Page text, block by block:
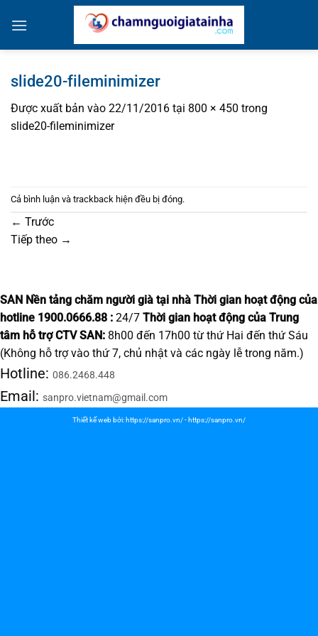
qua
slide20-fileminimizer
Được xuất bản vào 22/11/2016 tại 800 × 450 trong
slide20-fileminimizer
Cả bình luận và trackback hiện đều bị đóng.
← Trước
Tiếp theo →
SAN Nền tảng chăm người già tại nhà Thời gian hoạt động của
hotline 1900.0666.88 : 24/7 Thời gian hoạt động của Trung
tâm hỗ trợ CTV SAN: 8h00 đến 17h00 từ thứ Hai đến thứ Sáu
(Không hỗ trợ vào thứ 7, chủ nhật và các ngày lễ trong năm.)
Hotline: 086.2468.448
Email: sanpro.vietnam@gmail.com
Thiết kế web bởi: https://sanpro.vn/- https://sanpro.vn/